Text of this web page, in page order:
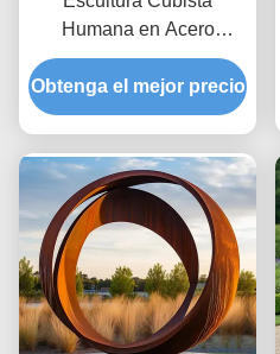
Humana en Acero
Patinable | Estatua
Grande de Metal para
Arte Público
Obtenga el mejor precio